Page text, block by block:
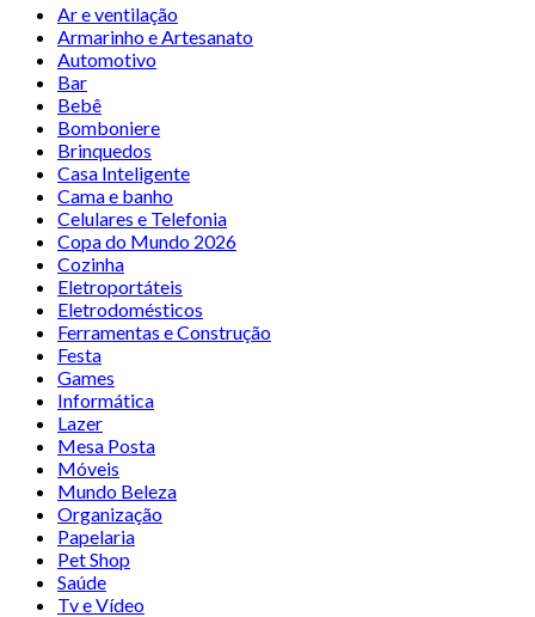
Ar e ventilação
Armarinho e Artesanato
Automotivo
Bar
Bebê
Bomboniere
Brinquedos
Casa Inteligente
Cama e banho
Celulares e Telefonia
Copa do Mundo 2026
Cozinha
Eletroportáteis
Eletrodomésticos
Ferramentas e Construção
Festa
Games
Informática
Lazer
Mesa Posta
Móveis
Mundo Beleza
Organização
Papelaria
Pet Shop
Saúde
Tv e Vídeo